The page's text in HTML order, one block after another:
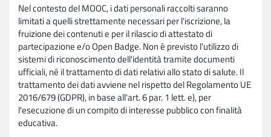
Nel contesto del MOOC, i dati personali raccolti saranno
limitati a quelli strettamente necessari per l'iscrizione, la
fruizione dei contenuti e per il rilascio di attestato di
partecipazione e/o Open Badge. Non è previsto l'utilizzo di
sistemi di riconoscimento dell'identità tramite documenti
ufficiali, né il trattamento di dati relativi allo stato di salute. Il
trattamento dei dati avviene nel rispetto del Regolamento UE
2016/679 (GDPR), in base all'art. 6 par. 1 lett. e), per
l'esecuzione di un compito di interesse pubblico con finalità
educativa.